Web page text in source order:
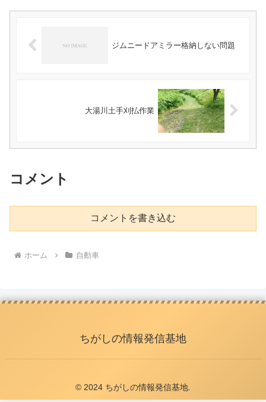
ジムニードアミラー格納しない問題
大湯川土手刈払作業
コメント
コメントを書き込む
ホーム 自動車
ちがしの情報発信基地
© 2024 ちがしの情報発信基地.